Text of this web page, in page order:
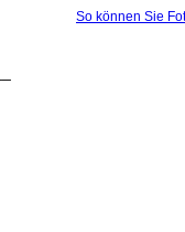
So können Sie